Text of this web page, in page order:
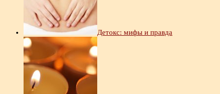
Детокс: мифы и правда